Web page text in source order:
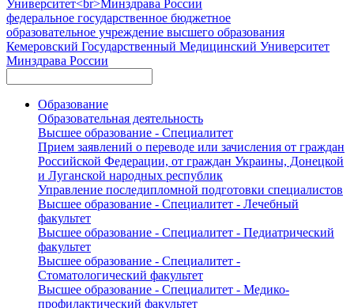
федеральное государственное бюджетное
образовательное учреждение высшего образования
Кемеровский Государственный Медицинский Университет
Минздрава России
Образование
Образовательная деятельность
Высшее образование - Специалитет
Прием заявлений о переводе или зачисления от граждан
Российской Федерации, от граждан Украины, Донецкой
и Луганской народных республик
Управление последипломной подготовки специалистов
Высшее образование - Специалитет - Лечебный
факультет
Высшее образование - Специалитет - Педиатрический
факультет
Высшее образование - Специалитет -
Стоматологический факультет
Высшее образование - Специалитет - Медико-
профилактический факультет